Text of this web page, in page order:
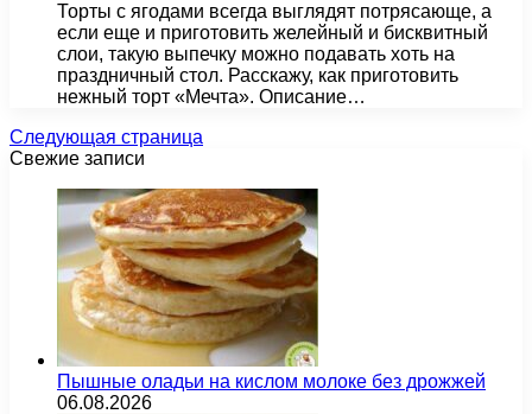
Торты с ягодами всегда выглядят потрясающе, а
если еще и приготовить желейный и бисквитный
слои, такую выпечку можно подавать хоть на
праздничный стол. Расскажу, как приготовить
нежный торт «Мечта». Описание…
Следующая страница
Свежие записи
Пышные оладьи на кислом молоке без дрожжей
06.08.2026